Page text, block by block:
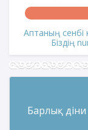
Аптаның сенбі
Біздің
Барлық